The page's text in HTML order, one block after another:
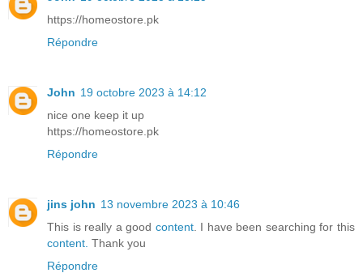
https://homeostore.pk
Répondre
John 19 octobre 2023 à 14:12
nice one keep it up
https://homeostore.pk
Répondre
jins john 13 novembre 2023 à 10:46
This is really a good content. I have been searching for this
content Thank you
Répondre